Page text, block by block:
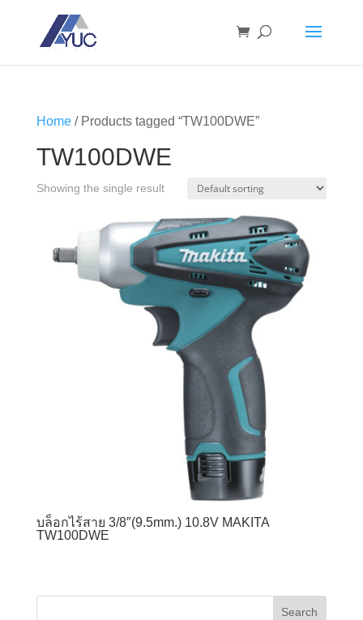
Home/ Products tagged “TW100DWE”
TW100DWE
Showing the single result
บล็อกไร้สาย 3/8″(9.5mm.) 10.8V MAKITA
TW100DWE